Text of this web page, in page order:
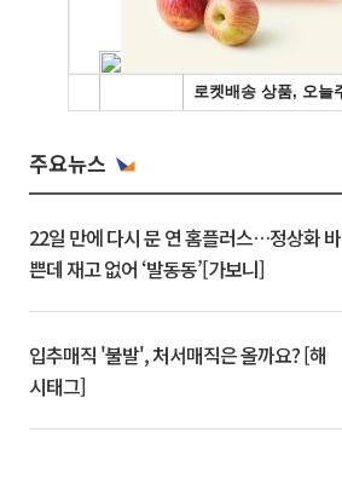
주요뉴스
22일 만에 다시 문 연 홈플러스…정상화 바
쁜데 재고 없어 ‘발동동’[가보니]
입추매직 '불발', 처서매직은 올까요? [해
시태그]